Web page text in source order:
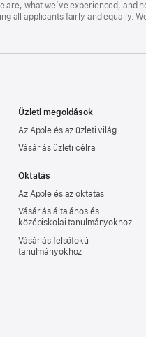
are, what we’ve experienced, and
all applicants fairly and equally.
Üzleti megoldások
Az Apple és az üzleti világ
Vásárlás üzleti célra
Oktatás
Az Apple és az oktatás
Vásárlás általános és
középiskolai tanulmányokhoz
Vásárlás felsőfokú
tanulmányokhoz